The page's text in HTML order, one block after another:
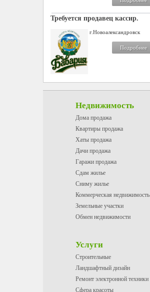
Требуется продавец кассир.
г.Новоалександровск
Подробнее
Недвижимость
Дома продажа
Квартиры продажа
Хаты продажа
Дачи продажа
Гаражи продажа
Сдам жилье
Сниму жилье
Коммерческая недвижимость
Земельные участки
Обмен недвижимости
Услуги
Строительные
Ландшафтный дизайн
Ремонт электронной техники
Сфера красоты